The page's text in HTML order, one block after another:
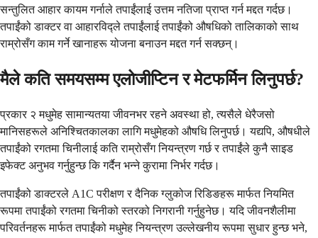
सन्तुलित आहार कायम गर्नाले तपाईंलाई उत्तम नतिजा प्राप्त गर्न मद्दत गर्दछ।
तपाईंको डाक्टर वा आहारविद्ले तपाईंलाई तपाईंको औषधिको तालिकाको साथ
राम्रोसँग काम गर्ने खानाहरू योजना बनाउन मद्दत गर्न सक्छन्।
मैले कति समयसम्म एलोजीप्टिन र मेटफर्मिन लिनुपर्छ?
प्रकार २ मधुमेह सामान्यतया जीवनभर रहने अवस्था हो, त्यसैले धेरैजसो
मानिसहरूले अनिश्चितकालका लागि मधुमेहको औषधि लिनुपर्छ। यद्यपि, औषधीले
तपाईंको रगतमा चिनीलाई कति राम्रोसँग नियन्त्रण गर्छ र तपाईंले कुनै साइड
इफेक्ट अनुभव गर्नुहुन्छ कि गर्दैन भन्ने कुरामा निर्भर गर्दछ।
तपाईंको डाक्टरले A1C परीक्षण र दैनिक ग्लुकोज रिडिङहरू मार्फत नियमित
रूपमा तपाईंको रगतमा चिनीको स्तरको निगरानी गर्नुहुनेछ। यदि जीवनशैलीमा
परिवर्तनहरू मार्फत तपाईंको मधुमेह नियन्त्रण उल्लेखनीय रूपमा सुधार हुन्छ भने,